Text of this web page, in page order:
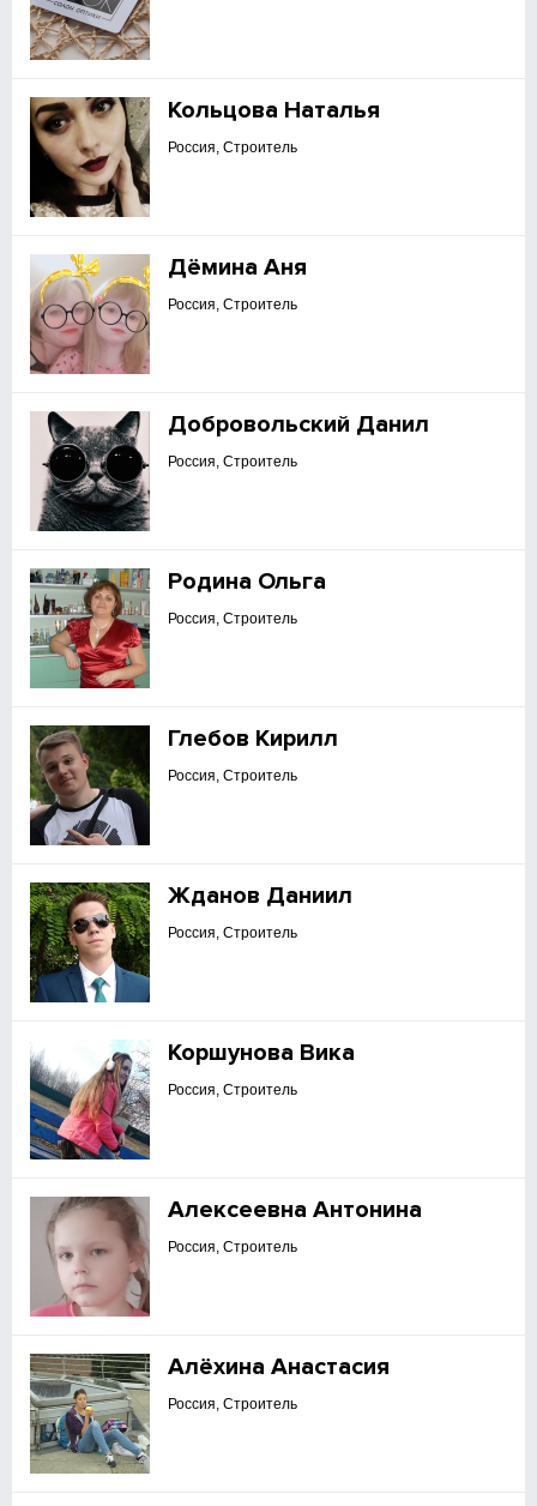
Кольцова Наталья
Россия, Строитель
Дёмина Аня
Россия, Строитель
Добровольский Данил
Россия, Строитель
Родина Ольга
Россия, Строитель
Глебов Кирилл
Россия, Строитель
Жданов Даниил
Россия, Строитель
Коршунова Вика
Россия, Строитель
Алексеевна Антонина
Россия, Строитель
Алёхина Анастасия
Россия, Строитель